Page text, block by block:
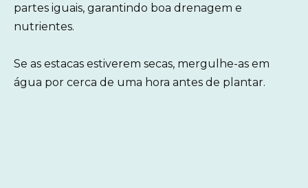
partes iguais, garantindo boa drenagem e
nutrientes.
Se as estacas estiverem secas, mergulhe-as em
água por cerca de uma hora antes de plantar.